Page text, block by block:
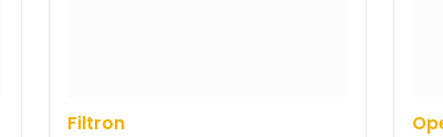
Filtron